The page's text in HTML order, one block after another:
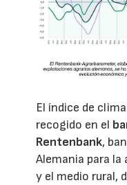
El índice de
recogido en el
Rentenbank,
Alemania para
y el medio rural,